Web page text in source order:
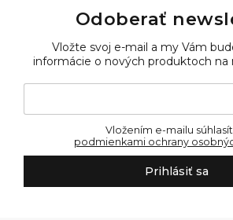
Odoberať
Vložte svoj e-mail a my Vám
informácie o nových produktoch na
podmienkami ochrany
Prihlásiť sa